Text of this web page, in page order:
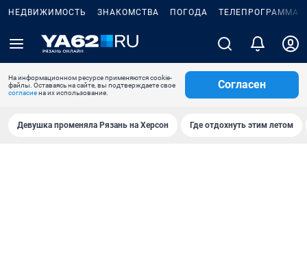
НЕДВИЖИМОСТЬ ЗНАКОМСТВА ПОГОДА ТЕЛЕПРОГРАММА
На информационном ресурсе применяются cookie-
файлы. Оставаясь на сайте, вы подтверждаете свое
согласиена их использование.
Согласен
Девушка променяла Рязань на Херсон Где отдохнуть этим летом